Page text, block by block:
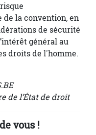
de la convention, en
de sécurité
général au
droits de l'homme.
de l’État de droit
vous !